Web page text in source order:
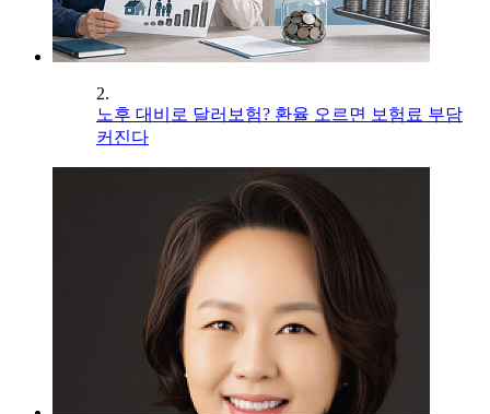
2.
노후 대비로 달러보험? 환율 오르면 보험료 부담
커진다